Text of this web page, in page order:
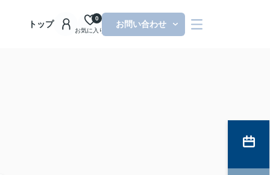
トップ
お気に入り
0
お問い合わせ